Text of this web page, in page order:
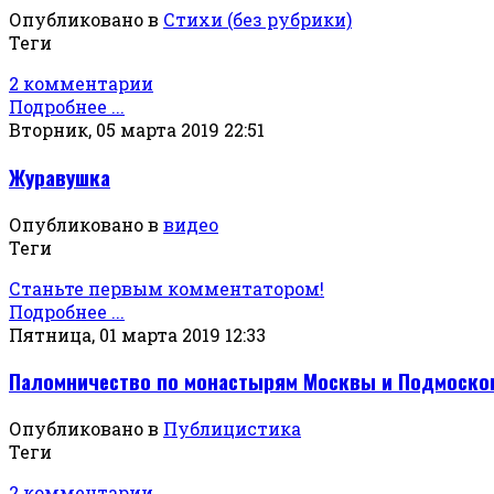
Опубликовано в Стихи (без рубрики)
Теги
2 комментарии
Подробнее ...
Вторник, 05 марта 2019 22:51
Журавушка
Опубликовано в видео
Теги
Станьте первым комментатором!
Подробнее ...
Пятница, 01 марта 2019 12:33
Паломничество по монастырям Москвы и
Опубликовано в Публицистика
Теги